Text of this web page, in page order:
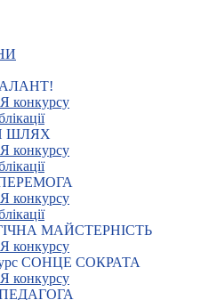
ШЛЯХ
МАЙСТЕРНІСТЬ
СОНЦЕ СОКРАТА